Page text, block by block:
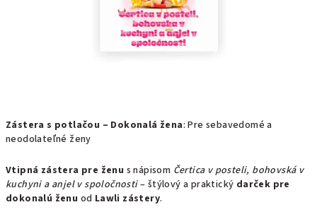
Zástera s potlačou – Dokonalá žena: Pre sebavedomé a
neodolateľné ženy
Vtipná zástera pre ženu s nápisom Čertica v posteli, bohovská v
kuchyni a anjel v spoločnosti– štýlový a praktický darček pre
dokonalú ženu od Lawli zástery.